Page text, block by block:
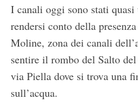
I canali oggi sono stati
rendersi conto della
Moline, zona dei canali
sentire il rombo del Salto
via Piella dove si trova una
sull’acqua.